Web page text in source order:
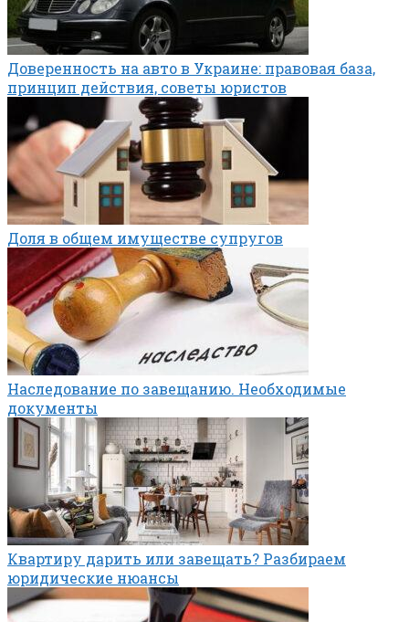
Доверенность на авто в Украине: правовая база,
принцип действия, советы юристов
Доля в общем имуществе супругов
Наследование по завещанию. Необходимые
документы
Квартиру дарить или завещать? Разбираем
юридические нюансы